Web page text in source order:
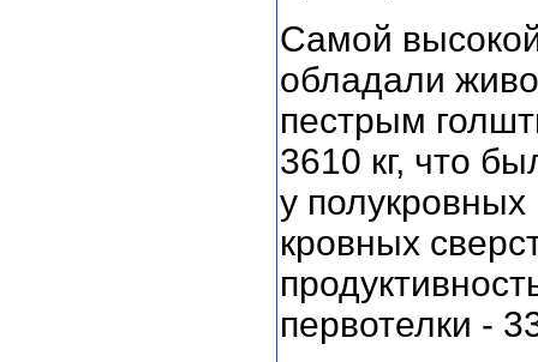
Самой
обладали
пестрым
3610 кг, что
у
кровных
первотелки -